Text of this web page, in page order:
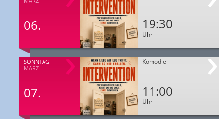
06. 19:30
Uhr
SONNTAG
MÄRZ
07.
Komödie
11:00
Uhr